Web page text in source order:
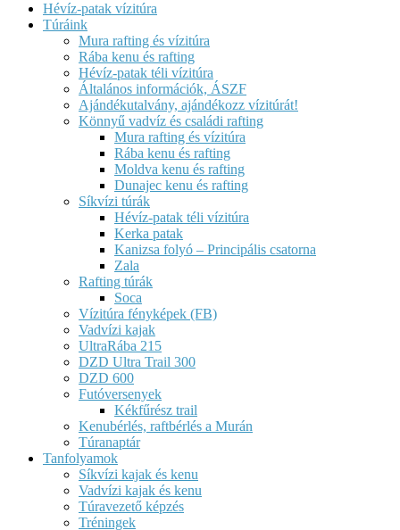
Hévíz-patak vízitúra
Túráink
Mura rafting és vízitúra
Rába kenu és rafting
Hévíz-patak téli vízitúra
Általános információk, ÁSZF
Ajándékutalvány, ajándékozz vízitúrát!
Könnyű vadvíz és családi rafting
Mura rafting és vízitúra
Rába kenu és rafting
Moldva kenu és rafting
Dunajec kenu és rafting
Síkvízi túrák
Hévíz-patak téli vízitúra
Kerka patak
Kanizsa folyó – Principális csatorna
Zala
Rafting túrák
Soca
Vízitúra fényképek (FB)
Vadvízi kajak
UltraRába 215
DZD Ultra Trail 300
DZD 600
Futóversenyek
Kékfűrész trail
Kenubérlés, raftbérlés a Murán
Túranaptár
Tanfolyamok
Síkvízi kajak és kenu
Vadvízi kajak és kenu
Túravezető képzés
Tréningek